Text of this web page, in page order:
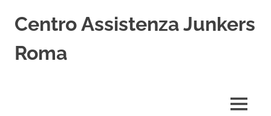
Centro Assistenza Junkers
Roma
MENU